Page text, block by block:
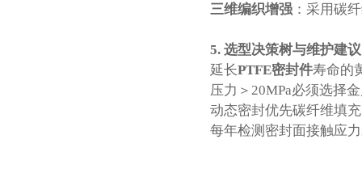
三维编织增强 ：采用碳
5. 选型决策树与维护建议
延长PTFE密封件寿命的
压力＞20MPa必须选择
动态密封优先碳纤维填
每年检测密封面接触应